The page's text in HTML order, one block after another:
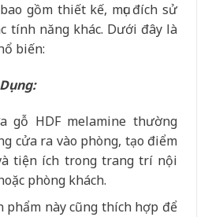
gồm thiết kế, mục đích sử
tính năng khác. Dưới đây là
biến:
gỗ HDF melamine thường
cửa ra vào phòng, tạo điểm
tiện ích trong trang trí nội
phòng khách.
phẩm này cũng thích hợp để